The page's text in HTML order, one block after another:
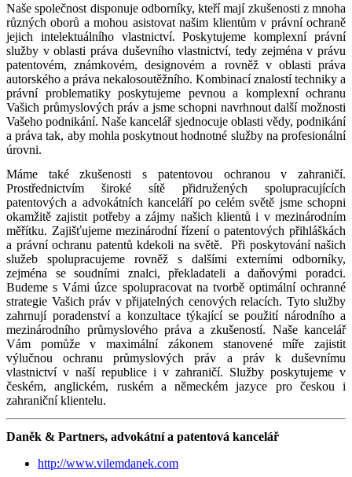
Naše společnost disponuje odborníky, kteří mají zkušenosti z mnoha
různých oborů a mohou asistovat našim klientům v právní ochraně
jejich intelektuálního vlastnictví. Poskytujeme komplexní právní
služby v oblasti práva duševního vlastnictví, tedy zejména v právu
patentovém, známkovém, designovém a rovněž v oblasti práva
autorského a práva nekalosoutěžního. Kombinací znalostí techniky a
právní problematiky poskytujeme pevnou a komplexní ochranu
Vašich průmyslových práv a jsme schopni navrhnout další možnosti
Vašeho podnikání. Naše kancelář sjednocuje oblasti vědy, podnikání
a práva tak, aby mohla poskytnout hodnotné služby na profesionální
úrovni.
Máme také zkušenosti s patentovou ochranou v zahraničí.
Prostřednictvím široké sítě přidružených spolupracujících
patentových a advokátních kanceláří po celém světě jsme schopni
okamžitě zajistit potřeby a zájmy našich klientů i v mezinárodním
měřítku. Zajišťujeme mezinárodní řízení o patentových přihláškách
a právní ochranu patentů kdekoli na světě. Při poskytování našich
služeb spolupracujeme rovněž s dalšími externími odborníky,
zejména se soudními znalci, překladateli a daňovými poradci.
Budeme s Vámi úzce spolupracovat na tvorbě optimální ochranné
strategie Vašich práv v přijatelných cenových relacích. Tyto služby
zahrnují poradenství a konzultace týkající se použití národního a
mezinárodního průmyslového práva a zkušeností. Naše kancelář
Vám pomůže v maximální zákonem stanovené míře zajistit
výlučnou ochranu průmyslových práv a práv k duševnímu
vlastnictví v naší republice i v zahraničí. Služby poskytujeme v
českém, anglickém, ruském a německém jazyce pro českou i
zahraniční klientelu.
Daněk & Partners, advokátní a patentová kancelář
http://www.vilemdanek.com